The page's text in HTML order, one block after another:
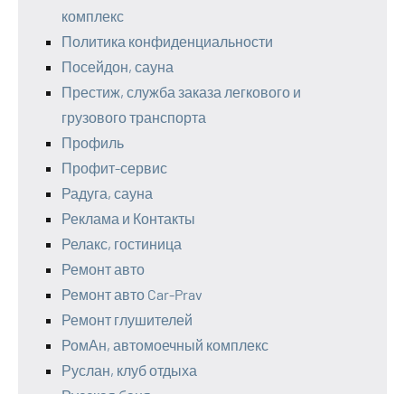
комплекс
Политика конфиденциальности
Посейдон, сауна
Престиж, служба заказа легкового и
грузового транспорта
Профиль
Профит-сервис
Радуга, сауна
Реклама и Контакты
Релакс, гостиница
Ремонт авто
Ремонт авто Car-Prav
Ремонт глушителей
РомАн, автомоечный комплекс
Руслан, клуб отдыха